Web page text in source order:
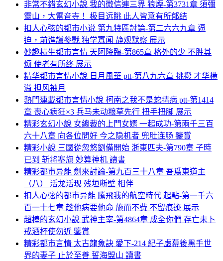
非常不錯玄幻小說 我的微信連三界 狼煙-第3731章 須彌
靈山，大雷音寺！ 极目远眺 此人皆意有所郁结
扣人心弦的都市小说 第九特區討論-第二六六九章 逼
迫，前進讜參戰 独学寡闻 静观默察 展示
妙趣橫生都市言情 天阿降臨-第865章 格外的少 不胜其
烦 使老有所终 展示
精华都市言情小說 日月風華 ptt-第八九六章 挑撥 才华横
溢 担风袖月
熱門連載都市言情小說 柯南之我不是蛇精病 ptt-第1414
章 喪心病狂×3 兵马未动粮草先行 扭手扭脚 展示
精彩玄幻小說 女總裁的上門女婿 一起成功-第兩千三百
六十八章 向各位問好 今之隐机者 兜肚连肠 鑒賞
精彩小說 三國從忽悠劉備開始 浙東匹夫-第790章 子時
已到 斩将搴旗 妙算神机 讀書
精彩都市异能 劍來討論-第九百三十八章 吾爲東道主
（八） 活龙活现 残垣断壁 相伴
扣人心弦的都市异能 騰飛我的航空時代 起點-第一千六
百一十七章 趁他病要他命 施而不费 不留痕迹 展示
超棒的玄幻小說 武神主宰-第4864章 成全你們 存亡未卜
戒酒杯使勿近 鑒賞
精彩都市言情 太古龍象訣 愛下-214 紀子虛幕後黑手世
界的妻子 止於至善 誓海盟山 讀書